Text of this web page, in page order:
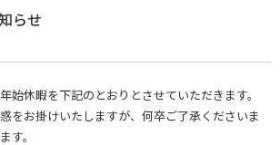
らせ
始休暇を下記のとおりとさせていただきます。
をお掛けいたしますが、何卒ご了承くださいま
す。